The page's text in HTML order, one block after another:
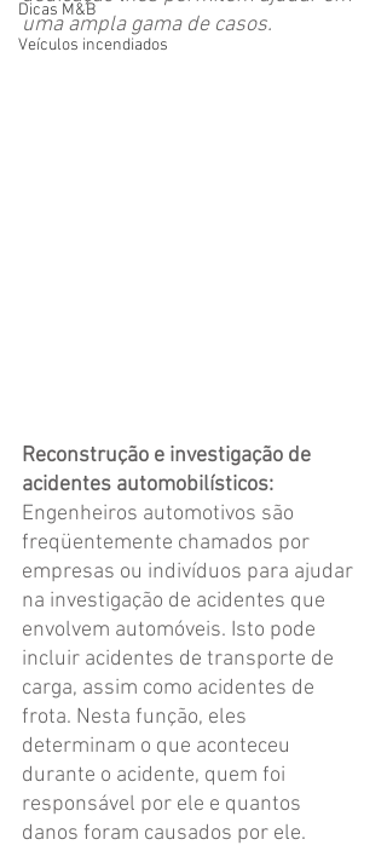
Dicas M&B
Veículos incendiados
uma ampla gama de casos.
Reconstrução e investigação de
acidentes automobilísticos:
Engenheiros automotivos são
freqüentemente chamados por
empresas ou indivíduos para ajudar
na investigação de acidentes que
envolvem automóveis. Isto pode
incluir acidentes de transporte de
carga, assim como acidentes de
frota. Nesta função, eles
determinam o que aconteceu
durante o acidente, quem foi
responsável por ele e quantos
danos foram causados por ele.